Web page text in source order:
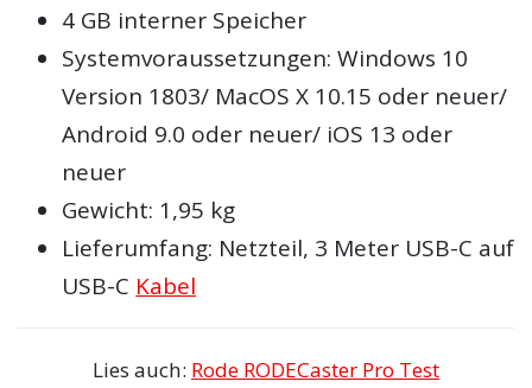
4 GB interner Speicher
Systemvoraussetzungen: Windows 10
Version 1803/ MacOS X 10.15 oder neuer/
Android 9.0 oder neuer/ iOS 13 oder
neuer
Gewicht: 1,95 kg
Lieferumfang: Netzteil, 3 Meter USB-C auf
USB-C Kabel
Lies auch: Rode RODECaster Pro Test